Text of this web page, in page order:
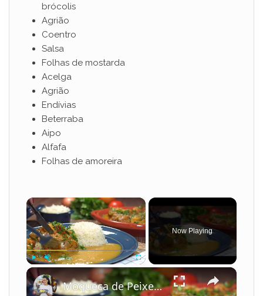
brócolis
Agrião
Coentro
Salsa
Folhas de mostarda
Acelga
Agrião
Endívias
Beterraba
Aipo
Alfafa
Folhas de amoreira
×
Fullscreen
Now Playing
×
Moqueca de Peixe com Leite de Coco e Camarão